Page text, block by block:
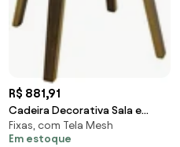
R$ 881,91
Cadeira Decorativa Sala e
Escritório SoftLine Linho Bege
G56 - Gran Belo
Fixas, com Tela Mesh
Em estoque